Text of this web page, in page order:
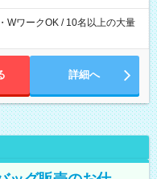
WワークOK / 10名以上の大量
詳細へ